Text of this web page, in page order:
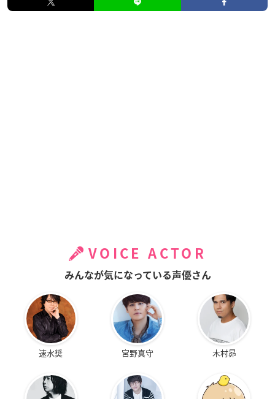
VOICE ACTOR
みんなが気になっている声優さん
速水奨 宮野真守 木村昴